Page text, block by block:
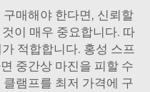
매해야 한다면, 신뢰할
이 매우 중요합니다. 따
적합합니다. 홍성 스프
중간상 마진을 피할 수
램프를 최저 가격에 구